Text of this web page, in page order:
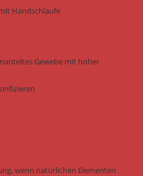
Handschlaufe
Gewebe mit hoher
wenn natürlichen Elementen